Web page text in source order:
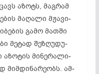
აზ­ოტს, მაგ­რამ
მა­ღა­ლი მჟა­ვი­
გამო მათ­ში
მე­ტად შეზ­ღუ­დუ­
აზ­ოტ­ის მი­ნე­რა­ლი­
მიმ­დი­ნა­რე­ობს. ამ­